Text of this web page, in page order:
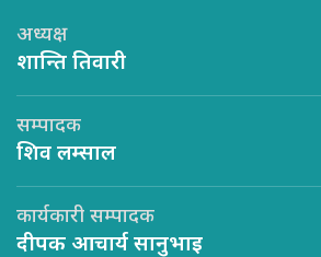
अध्यक्ष
शान्ति तिवारी
सम्पादक
शिव लम्साल
कार्यकारी सम्पादक
दीपक आचार्य सानुभाइ